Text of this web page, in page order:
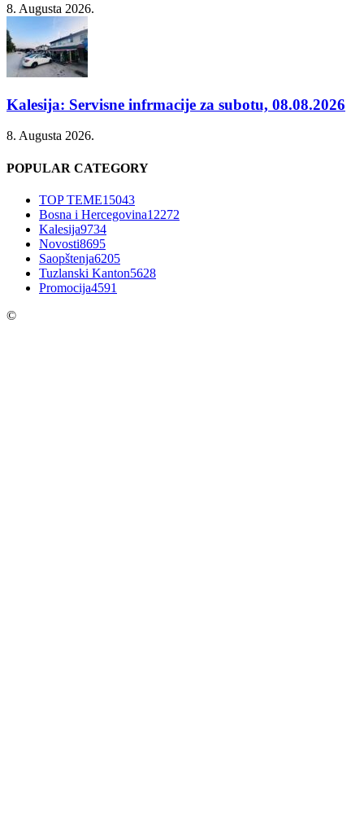
8. Augusta 2026.
Kalesija: Servisne infrmacije za subotu, 08.08.2026
8. Augusta 2026.
POPULAR CATEGORY
TOP TEME15043
Bosna i Hercegovina12272
Kalesija9734
Novosti8695
Saopštenja6205
Tuzlanski Kanton5628
Promocija4591
©